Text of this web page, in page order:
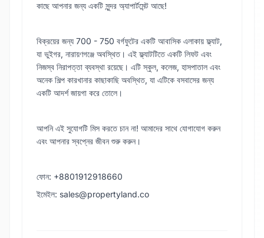
কাছে আপনার জন্য একটি সুন্দর অ্যাপার্টমেন্ট আছে!
বিক্রয়ের জন্য 700 - 750 বর্গফুটের একটি আবাসিক এলাকায় ফ্ল্যাট,
যা ভুইগর, নারায়ণগঞ্জে অবস্থিত। এই ফ্ল্যাটটিতে একটি লিফট এবং
নিজস্ব নিরাপত্তা ব্যবস্থা রয়েছে। এটি স্কুল, কলেজ, হাসপাতাল এবং
অনেক শিল্প কারখানার কাছাকাছি অবস্থিত, যা এটিকে বসবাসের জন্য
একটি আদর্শ জায়গা করে তোলে।
আপনি এই সুযোগটি মিস করতে চান না! আমাদের সাথে যোগাযোগ করুন
এবং আপনার স্বপ্নের জীবন শুরু করুন।
ফোন: +8801912918660
ইমেইল: sales@propertyland.co